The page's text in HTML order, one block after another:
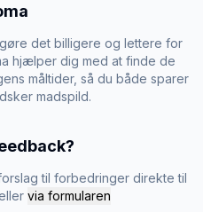
det billigere og lettere for
hjælper dig med at finde de
måltider, så du både sparer
madspild.
til forbedringer direkte til
via formularen